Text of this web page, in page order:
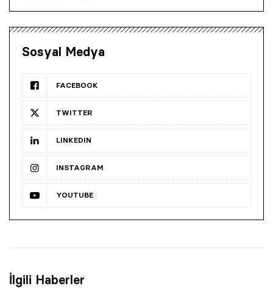
Sosyal Medya
FACEBOOK
TWITTER
LINKEDIN
INSTAGRAM
YOUTUBE
İlgili Haberler